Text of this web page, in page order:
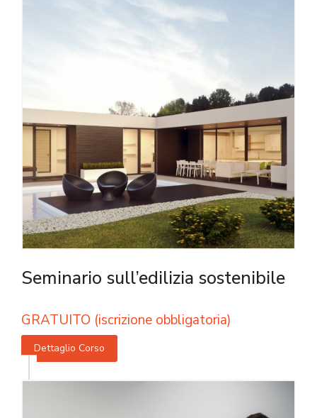
Seminario sull’edilizia sostenibile
GRATUITO (iscrizione obbligatoria)
Dettaglio Corso